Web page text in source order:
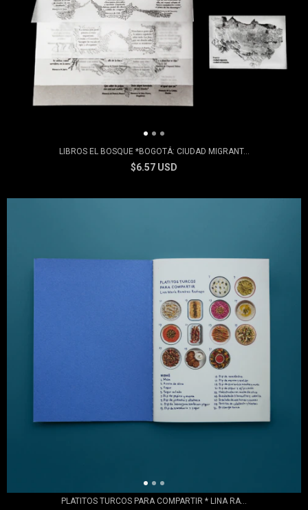
LIBROS EL BOSQUE *BOGOTÁ: CIUDAD MIGRANT...
$6.57 USD
PLATITOS TURCOS PARA COMPARTIR * LINA RA...